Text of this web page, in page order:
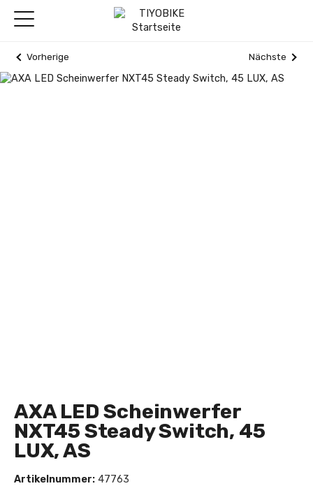
Vorherige Nächste
AXA LED Scheinwerfer
NXT45 Steady Switch, 45
LUX, AS
Artikelnummer: 47763